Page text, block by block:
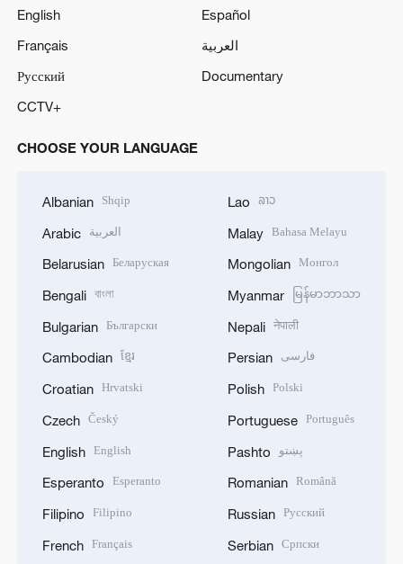
English
Español
Français
العربية
Русский
Documentary
CCTV+
CHOOSE YOUR LANGUAGE
Albanian Shqip
Arabic العربية
Belarusian Беларуская
Bengali বাংলা
Bulgarian Български
Cambodian ខ្មែរ
Croatian Hrvatski
Czech Český
English English
Esperanto Esperanto
Filipino Filipino
French Français
Lao ລາວ
Malay Bahasa Melayu
Mongolian Монгол
Myanmar မြန်မာဘာသာ
Nepali नेपाली
Persian فارسی
Polish Polski
Portuguese Português
Pashto پښتو
Romanian Română
Russian Русский
Serbian Српски